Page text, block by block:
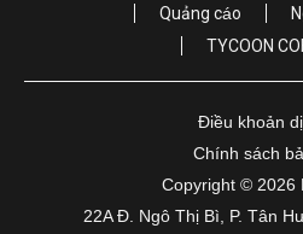
Quảng cáo
TYCOON
Điều khoản
Chính sách
Copyright © 2026
22A Đ. Ngô Thị Bì, P. Tân